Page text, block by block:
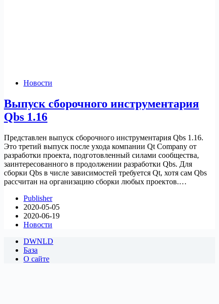
Новости
Выпуск сборочного инструментария
Qbs 1.16
Представлен выпуск сборочного инструментария Qbs 1.16.
Это третий выпуск после ухода компании Qt Company от
разработки проекта, подготовленный силами сообщества,
заинтересованного в продолжении разработки Qbs. Для
сборки Qbs в числе зависимостей требуется Qt, хотя сам Qbs
рассчитан на организацию сборки любых проектов.…
Publisher
2020-05-05
2020-06-19
Новости
DWNLD
База
О сайте